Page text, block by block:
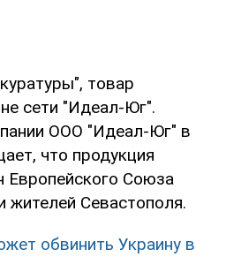
товар
сети "Идеал-Юг".
ООО "Идеал-Юг" в
что продукция
Европейского Союза
жителей Севастополя.
обвинить Украину в